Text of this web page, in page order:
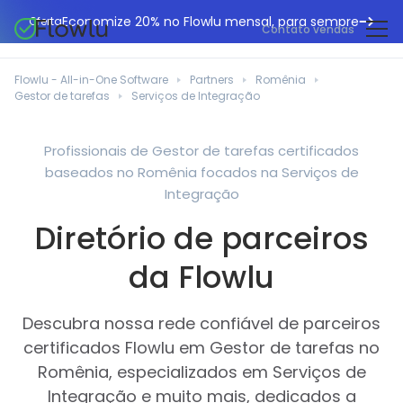
OfertaEconomize 20% no Flowlu mensal, para sempre
Contato vendas
Gestão de projetos
Faturação online
Automação do fluxo de trabalho
Ferramentas de colaboração
Gestão financeira
Base de conhecimento
Agências de marketing
Departamentos de TI
Profissionais jurídicos
Empresas de fabrico
Pequenos negócios
Planeadores de eventos
Central de ajuda
Blogue Flowlu
Guias
Casos de utilização
Ferramentas gratuitas
Português
Flowlu - All-in-One Software Partners
Romênia
Gestor de tarefas
Serviços de Integração
Profissionais de Gestor de tarefas certificados
baseados no Romênia focados na Serviços de
Integração
Diretório de parceiros
da Flowlu
Descubra nossa rede confiável de parceiros
certificados Flowlu em Gestor de tarefas no
Romênia, especializados em Serviços de
Integração e muito mais, dedicados a